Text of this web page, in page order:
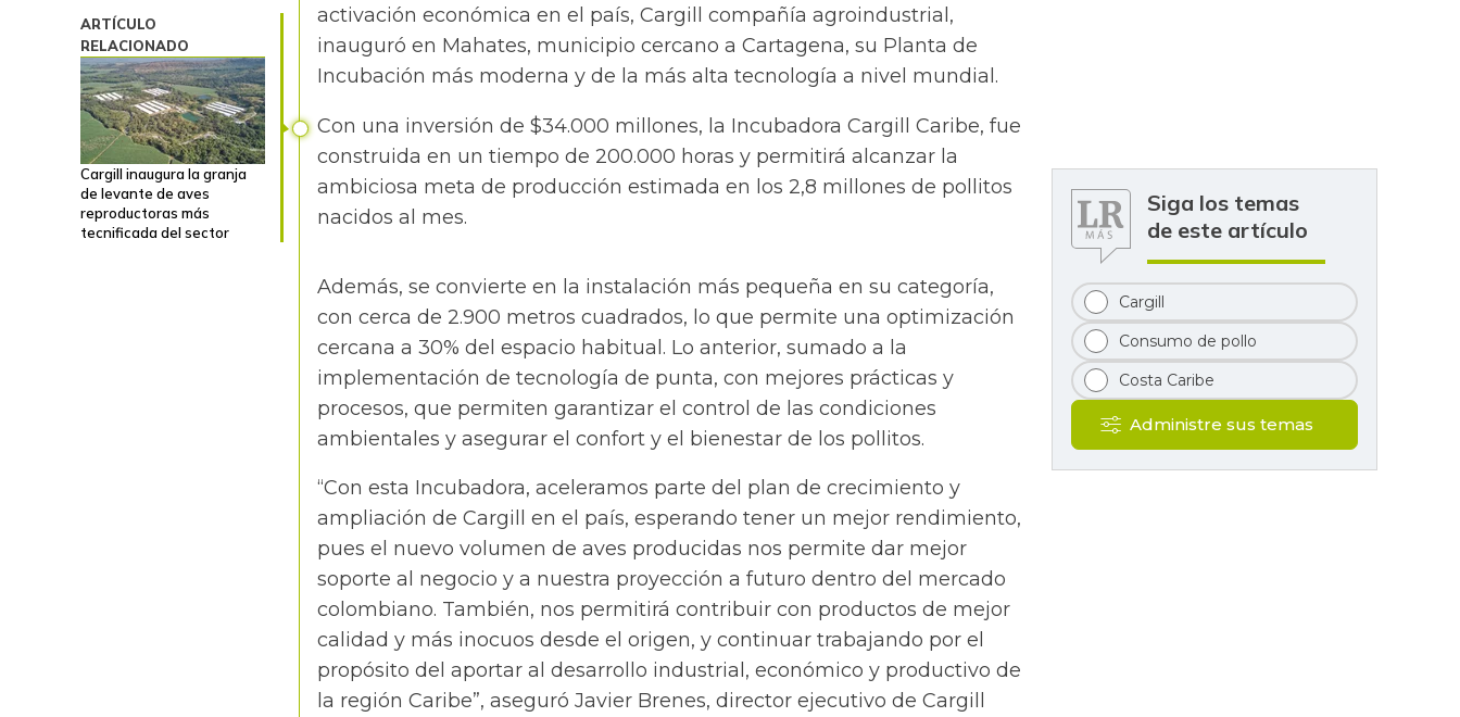
activación económica en el país, Cargill compañía agroindustrial,
inauguró en Mahates, municipio cercano a Cartagena, su Planta de
Incubación más moderna y de la más alta tecnología a nivel mundial.
ARTÍCULO
RELACIONADO
Cargill inaugura la granja
de levante de aves
reproductoras más
tecnificada del sector
Con una inversión de $34.000 millones, la Incubadora Cargill Caribe, fue
construida en un tiempo de 200.000 horas y permitirá alcanzar la
ambiciosa meta de producción estimada en los 2,8 millones de pollitos
nacidos al mes.
Además, se convierte en la instalación más pequeña en su categoría,
con cerca de 2.900 metros cuadrados, lo que permite una optimización
cercana a 30% del espacio habitual. Lo anterior, sumado a la
implementación de tecnología de punta, con mejores prácticas y
procesos, que permiten garantizar el control de las condiciones
ambientales y asegurar el confort y el bienestar de los pollitos.
“Con esta Incubadora, aceleramos parte del plan de crecimiento y
ampliación de Cargill en el país, esperando tener un mejor rendimiento,
pues el nuevo volumen de aves producidas nos permite dar mejor
soporte al negocio y a nuestra proyección a futuro dentro del mercado
colombiano. También, nos permitirá contribuir con productos de mejor
calidad y más inocuos desde el origen, y continuar trabajando por el
propósito del aportar al desarrollo industrial, económico y productivo de
la región Caribe”, aseguró Javier Brenes, director ejecutivo de Cargill
Siga los temas
de este artículo
Cargill
Consumo de pollo
Costa Caribe
Administre sus temas